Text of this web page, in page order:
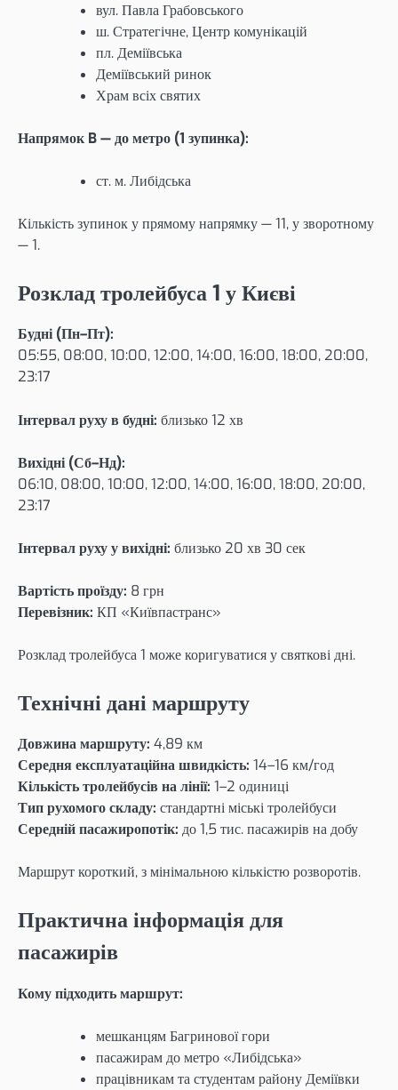
вул. Павла Грабовського
ш. Стратегічне, Центр комунікацій
пл. Деміївська
Деміївський ринок
Храм всіх святих
Напрямок B — до метро (1 зупинка):
ст. м. Либідська
Кількість зупинок у прямому напрямку — 11, у зворотному
— 1.
Розклад тролейбуса 1 у Києві
Будні (Пн–Пт):
05:55, 08:00, 10:00, 12:00, 14:00, 16:00, 18:00, 20:00,
23:17
Інтервал руху в будні: близько 12 хв
Вихідні (Сб–Нд):
06:10, 08:00, 10:00, 12:00, 14:00, 16:00, 18:00, 20:00,
23:17
Інтервал руху у вихідні: близько 20 хв 30 сек
Вартість проїзду: 8 грн
Перевізник: КП «Київпастранс»
Розклад тролейбуса 1 може коригуватися у святкові дні.
Технічні дані маршруту
Довжина маршруту: 4,89 км
Середня експлуатаційна швидкість: 14–16 км/год
Кількість тролейбусів на лінії: 1–2 одиниці
Тип рухомого складу: стандартні міські тролейбуси
Середній пасажиропотік: до 1,5 тис. пасажирів на добу
Маршрут короткий, з мінімальною кількістю розворотів.
Практична інформація для
пасажирів
Кому підходить маршрут:
мешканцям Багринової гори
пасажирам до метро «Либідська»
працівникам та студентам району Деміївки